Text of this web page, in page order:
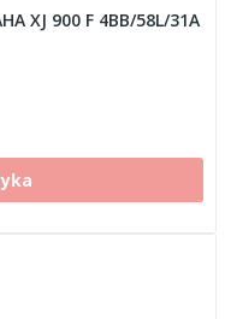
XJ 900 F 4BB/58L/31A